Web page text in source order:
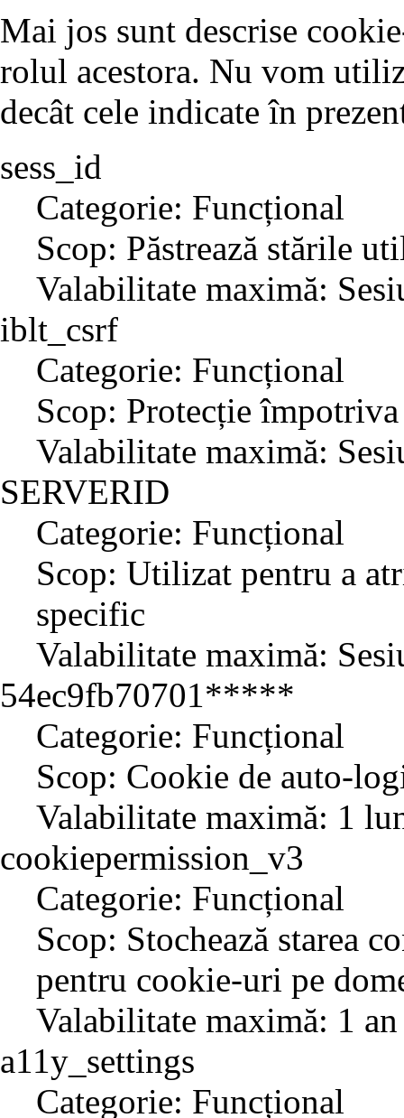
Mai jos sunt descrise
rolul acestora. Nu vom
decât cele indicate în
sess_id
Categorie: Funcțional
Scop: Păstrează stările
Valabilitate maximă:
iblt_csrf
Categorie: Funcțional
Scop: Protecție
Valabilitate maximă:
SERVERID
Categorie: Funcțional
Scop: Utilizat pentru a
specific
Valabilitate maximă:
54ec9fb70701*****
Categorie: Funcțional
Scop: Cookie de auto-
Valabilitate maximă: 1
cookiepermission_v3
Categorie: Funcțional
Scop: Stochează starea
pentru cookie-uri pe
Valabilitate maximă: 1 an
a11y_settings
Categorie: Funcțional